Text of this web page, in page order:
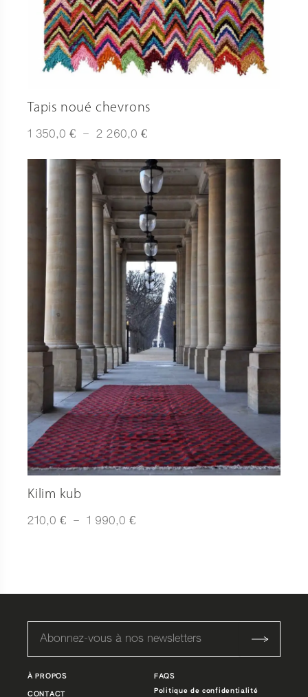
Tapis noué chevrons
1 350,0 € – 2 260,0 €Plage
prix :
1
350,0 €
à
2
260,0 €
Kilim kub
210,0 € – 1 990,0 €Plage
À PROPOS
CONTACT
FAQS
Politique de confidentialité